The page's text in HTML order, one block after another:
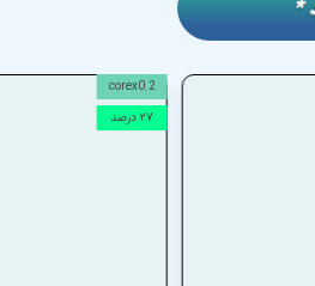
corex0.2
۲۷ درصد
*